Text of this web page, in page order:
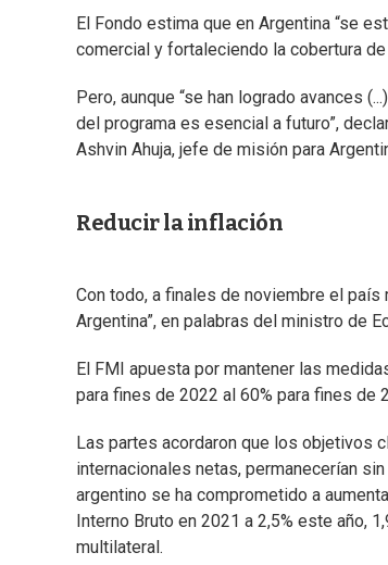
El Fondo estima que en Argentina “se
comercial y fortaleciendo la cobertura de
Pero, aunque “se han logrado avances
del programa es esencial a futuro”,
Ashvin Ahuja, jefe de misión para
Reducir la inflación
Con todo, a finales de noviembre el país
Argentina”, en palabras del ministro de
El FMI apuesta por mantener las
para fines de 2022 al 60% para fines de
Las partes acordaron que los objetivos
internacionales netas, permanecerían
argentino se ha comprometido a
Interno Bruto en 2021 a 2,5% este año,
multilateral.